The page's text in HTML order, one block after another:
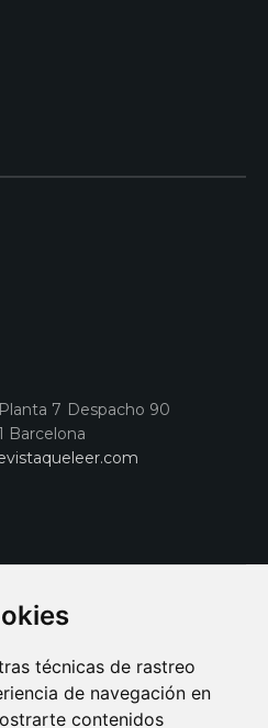
técnicas de rastreo
de navegación en
contenidos
7 Despacho 90
Barcelona